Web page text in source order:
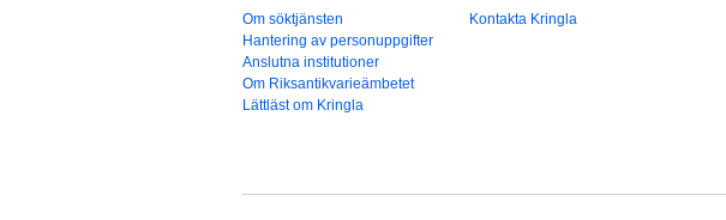
Om söktjänsten
Hantering av personuppgifter
Anslutna institutioner
Om Riksantikvarieämbetet
Lättläst om Kringla
Kontakta Kringla